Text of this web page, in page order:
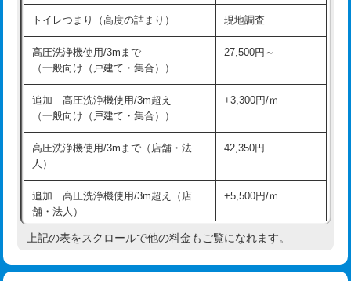
トイレつまり（高度の詰まり） 現地調査
高圧洗浄機使用/3mまで
（一般向け（戸建て・集合））
27,500円～
追加 高圧洗浄機使用/3m超え
（一般向け（戸建て・集合））
+3,300円/ｍ
高圧洗浄機使用/3mまで（店舗・法
人）
42,350円
追加 高圧洗浄機使用/3m超え（店
舗・法人）
+5,500円/ｍ
高度高圧洗浄換 現地調査
上記の表をスクロールで他の料金もご覧になれます。